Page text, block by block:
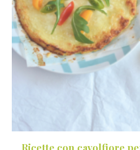
Ricette con cavolfiore